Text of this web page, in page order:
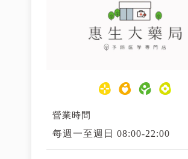
營業時間
每週一至週日 08:00-22:00